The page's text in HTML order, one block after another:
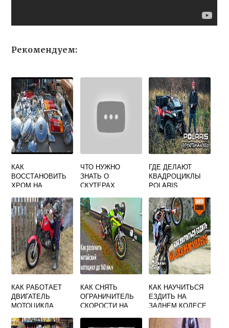
Рекомендуем:
КАК
ВОССТАНОВИТЬ
ХРОМ НА
ЧТО НУЖНО
ЗНАТЬ О
СКУТЕРАХ
ГДЕ ДЕЛАЮТ
КВАДРОЦИКЛЫ
POLARIS
КАК РАБОТАЕТ
ДВИГАТЕЛЬ
МОТОЦИКЛА
КАК СНЯТЬ
ОГРАНИЧИТЕЛЬ
СКОРОСТИ НА
КАК НАУЧИТЬСЯ
ЕЗДИТЬ НА
ЗАДНЕМ КОЛЕСЕ